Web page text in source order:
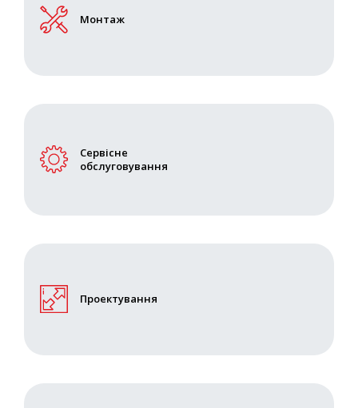
Монтаж
Сервісне
обслуговування
Проектування